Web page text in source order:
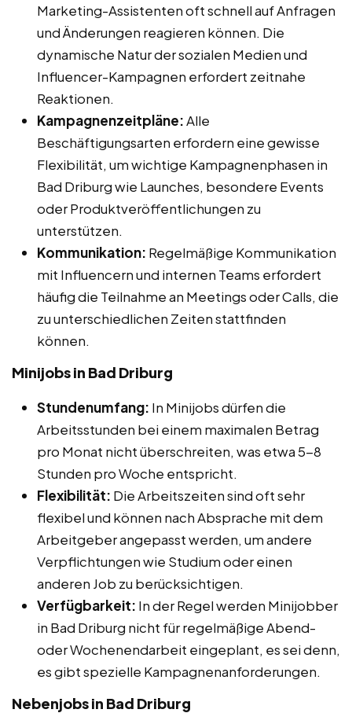
Marketing-Assistenten oft schnell auf Anfragen
und Änderungen reagieren können. Die
dynamische Natur der sozialen Medien und
Influencer-Kampagnen erfordert zeitnahe
Reaktionen.
Kampagnenzeitpläne:Alle
Beschäftigungsarten erfordern eine gewisse
Flexibilität, um wichtige Kampagnenphasen in
Bad Driburg wie Launches, besondere Events
oder Produktveröffentlichungen zu
unterstützen.
Kommunikation: Regelmäßige Kommunikation
mit Influencern und internen Teams erfordert
häufig die Teilnahme an Meetings oder Calls, die
zu unterschiedlichen Zeiten stattfinden
können.
Minijobs in Bad Driburg
Stundenumfang: In Minijobs dürfen die
Arbeitsstunden bei einem maximalen Betrag
pro Monat nicht überschreiten, was etwa 5-8
Stunden pro Woche entspricht.
Flexibilität: Die Arbeitszeiten sind oft sehr
flexibel und können nach Absprache mit dem
Arbeitgeber angepasst werden, um andere
Verpflichtungen wie Studium oder einen
anderen Job zu berücksichtigen.
Verfügbarkeit: In der Regel werden Minijobber
in Bad Driburg nicht für regelmäßige Abend-
oder Wochenendarbeit eingeplant, es sei denn,
es gibt spezielle Kampagnenanforderungen.
Nebenjobs in Bad Driburg